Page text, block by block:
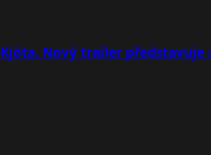
Nový trailer představuje